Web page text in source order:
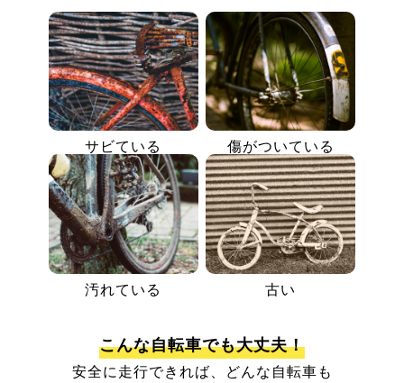
サビている 傷がついている
汚れている 古い
こんな自転車でも大丈夫！
安全に走行できれば、どんな自転車も